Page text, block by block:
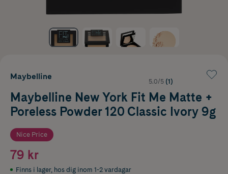
Maybelline
5.0/5 (1)
Maybelline New York Fit Me Matte +
Poreless Powder 120 Classic Ivory 9g
Nice Price
79 kr
Finns i lager, hos dig inom 1-2 vardagar